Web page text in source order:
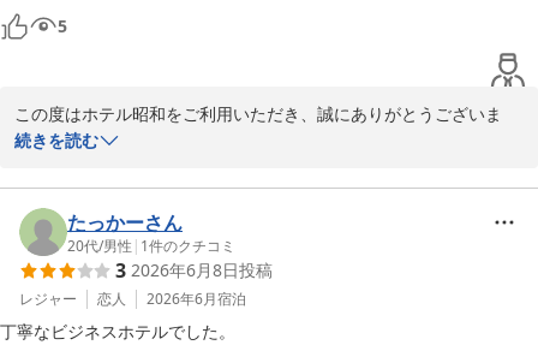
ドバドバが好きな人には最高だと思います。
5
この度はホテル昭和をご利用いただき、誠にありがとうございま
す。
上げます。
スタッフの対応や朝食、温水洗浄便座などの設備について温かいお
言葉をいただき、大変嬉しく拝読いたしました。
当ホテルの絵画や雰囲気もお楽しみいただけたようで何よりでござ
います。
続きを読む
たっかーさん
20代/男性 | 1件のクチコミ
3 2026年6月8日投稿
レジャー 恋人 2026年6月宿泊
丁寧なビジネスホテルでした。